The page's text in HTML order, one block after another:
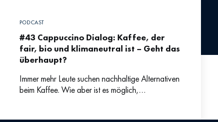
PODCAST
#43 Cappuccino Dialog: Kaffee, der
fair, bio und klimaneutral ist – Geht das
überhaupt?
Immer mehr Leute suchen nachhaltige Alternativen
beim Kaffee. Wie aber ist es möglich,